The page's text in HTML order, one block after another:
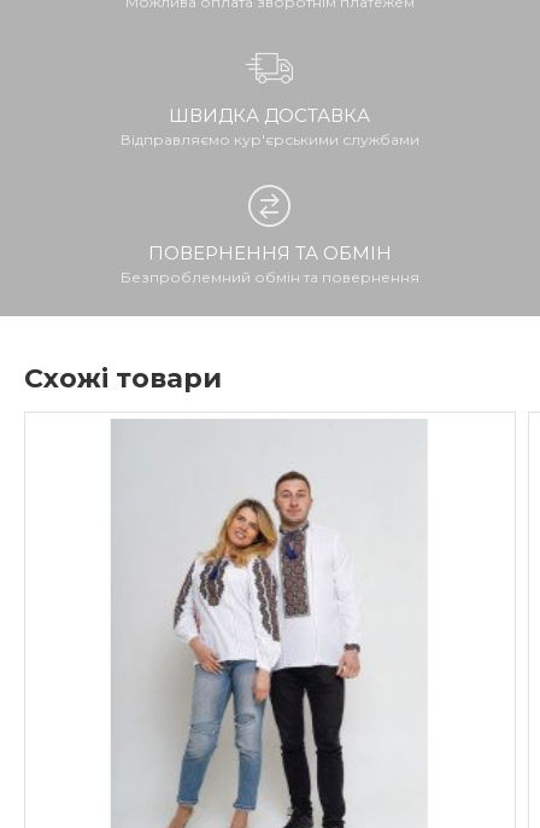
ШВИДКА ДОСТАВКА
Відправляємо кур'єрськими службами
ПОВЕРНЕННЯ ТА ОБМІН
Безпроблемний обмін та повернення
Схожі товари